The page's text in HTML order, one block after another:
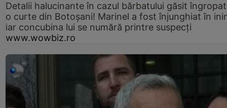
Detalii halucinante în cazul bărbatului găsit
o curte din Botoșani! Marinel a fost înjunghiat în
iar concubina lui se numără printre suspecți
www.wowbiz.ro